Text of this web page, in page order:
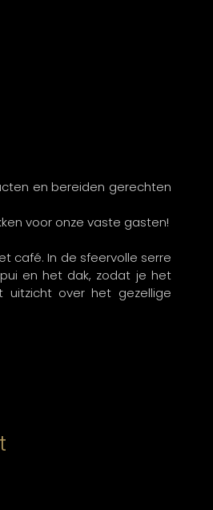
en bereiden gerechten
voor onze vaste gasten!
café. In de sfeervolle serre
en het dak, zodat je het
over het gezellige